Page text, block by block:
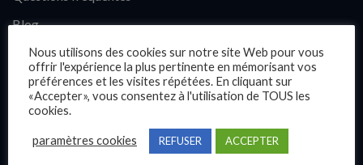
Blog
Contact
Candidats
Comment trouver un emploi ?
Nous utilisons des cookies sur notre site Web pour vous
offrir l'expérience la plus pertinente en mémorisant vos
préférences et les visites répétées. En cliquant sur
«Accepter», vous consentez à l'utilisation de TOUS les
cookies.
paramètres cookies REFUSER ACCEPTER